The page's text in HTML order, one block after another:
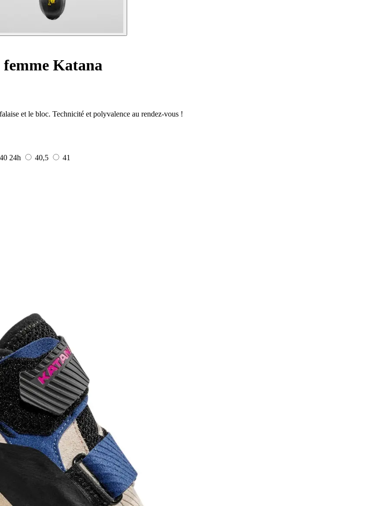
femme Katana
et le bloc. Technicité et polyvalence au rendez-vous !
40 24h 40,5
41